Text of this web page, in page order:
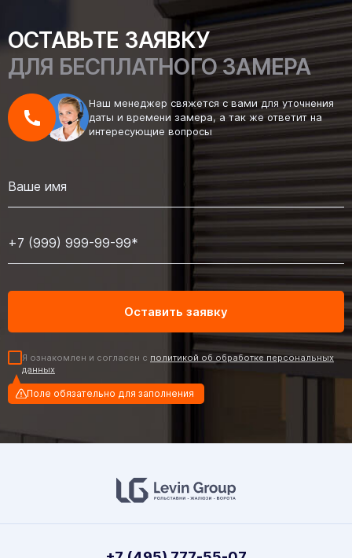
ОСТАВЬТЕ ЗАЯВКУ
ДЛЯ БЕСПЛАТНОГО ЗАМЕРА
Наш менеджер свяжется с вами для уточнения
даты и времени замера, а так же ответит на
интересующие вопросы
Я ознакомлен и согласен с политикой об обработке персональных
данных
Поле обязательно для заполнения